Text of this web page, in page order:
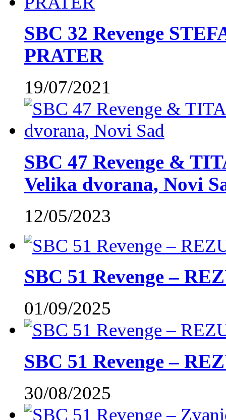
SBC 32 Revenge
PRATER
19/07/2021
SBC 47 Revenge &
Velika dvorana, Novi
12/05/2023
SBC 51 Revenge –
01/09/2025
SBC 51 Revenge –
30/08/2025